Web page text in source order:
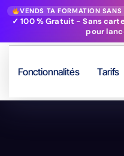
VENDS TA FORMATION
✓ 100 % Gratuit - Sans
pour
Fonctionnalités Tarifs